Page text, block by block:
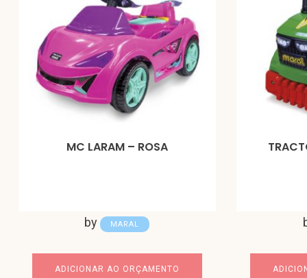
MC LARAM – ROSA
by MARAL
ADICIONAR AO ORÇAMENTO